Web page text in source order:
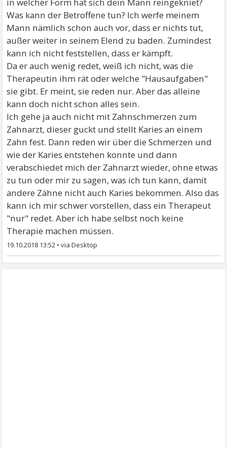
Was kann der Betroffene tun? Ich werfe meinem
Mann nämlich schon auch vor, dass er nichts tut,
außer weiter in seinem Elend zu baden. Zumindest
kann ich nicht feststellen, dass er kämpft.
Da er auch wenig redet, weiß ich nicht, was die
Therapeutin ihm rät oder welche "Hausaufgaben"
sie gibt. Er meint, sie reden nur. Aber das alleine
kann doch nicht schon alles sein.
Ich gehe ja auch nicht mit Zahnschmerzen zum
Zahnarzt, dieser guckt und stellt Karies an einem
Zahn fest. Dann reden wir über die Schmerzen und
wie der Karies entstehen konnte und dann
verabschiedet mich der Zahnarzt wieder, ohne etwas
zu tun oder mir zu sagen, was ich tun kann, damit
andere Zähne nicht auch Karies bekommen. Also das
kann ich mir schwer vorstellen, dass ein Therapeut
"nur" redet. Aber ich habe selbst noch keine
Therapie machen müssen.
19.10.2018 13:52 •